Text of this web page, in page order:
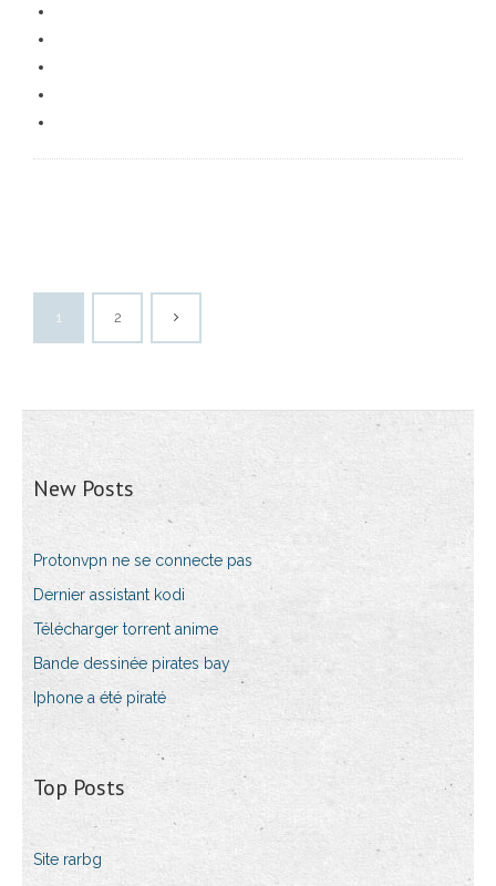
1 2
New Posts
Protonvpn ne se connecte pas
Dernier assistant kodi
Télécharger torrent anime
Bande dessinée pirates bay
Iphone a été piraté
Top Posts
Site rarbg